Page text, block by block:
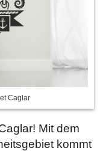
Caglar
Mit dem
kommt